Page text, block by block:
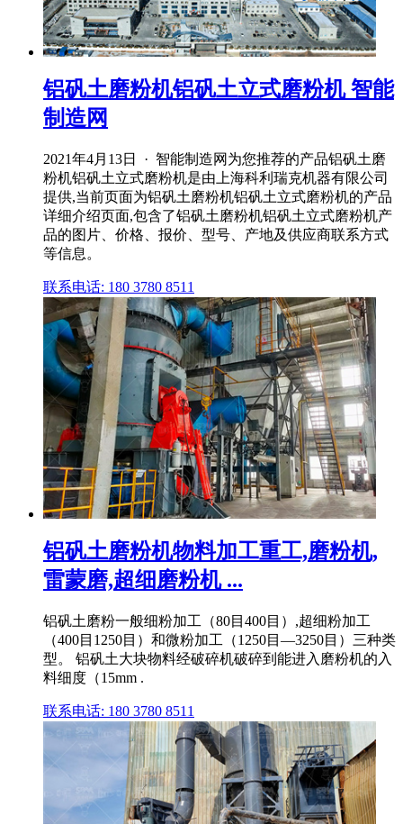
铝矾土磨粉机铝矾土立式磨粉机 智能
制造网
2021年4月13日 · 智能制造网为您推荐的产品铝矾土磨
粉机铝矾土立式磨粉机是由上海科利瑞克机器有限公司
提供,当前页面为铝矾土磨粉机铝矾土立式磨粉机的产品
详细介绍页面,包含了铝矾土磨粉机铝矾土立式磨粉机产
品的图片、价格、报价、型号、产地及供应商联系方式
等信息。
联系电话: 180 3780 8511
铝矾土磨粉机物料加工重工,磨粉机,
雷蒙磨,超细磨粉机 ...
铝矾土磨粉一般细粉加工（80目400目）,超细粉加工
（400目1250目）和微粉加工（1250目—3250目）三种类
型。 铝矾土大块物料经破碎机破碎到能进入磨粉机的入
料细度（15mm .
联系电话: 180 3780 8511